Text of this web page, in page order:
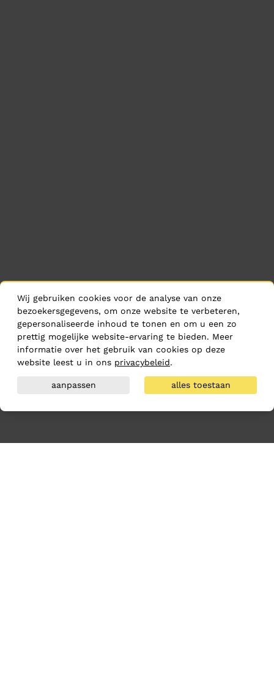
Wij gebruiken cookies voor de analyse van onze
bezoekersgegevens, om onze website te verbeteren,
gepersonaliseerde inhoud te tonen en om u een zo
prettig mogelijke website-ervaring te bieden. Meer
informatie over het gebruik van cookies op deze
website leest u in ons privacybeleid.
aanpassen alles toestaan